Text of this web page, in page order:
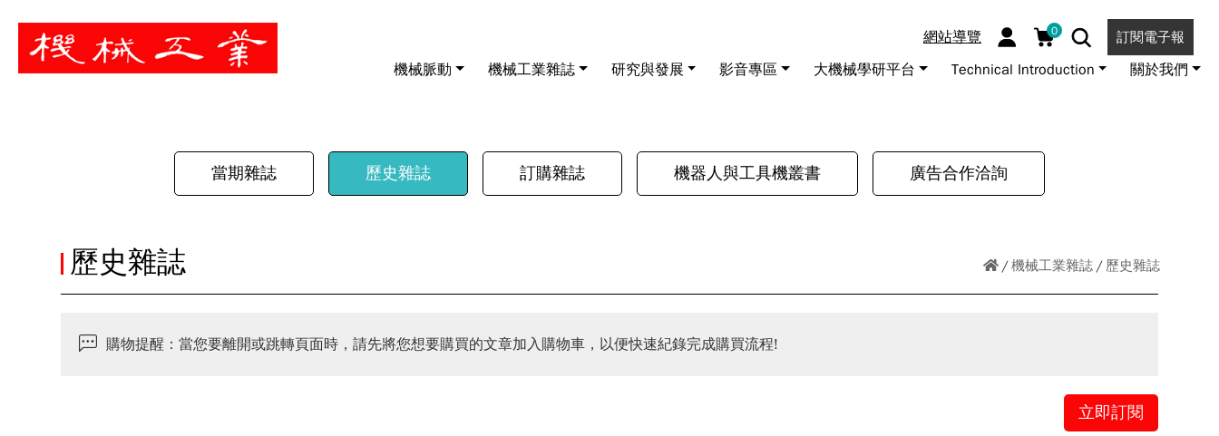
網站導覽 0 訂閱電子報
機械脈動 機械工業雜誌 研究與發展 影音專區 大機械學研平台 Technical Introduction 關於我們
暫停
當期雜誌 歷史雜誌 訂購雜誌 機器人與工具機叢書 廣告合作洽詢
機械工業雜誌 歷史雜誌
歷史雜誌
購物提醒：當您要離開或跳轉頁面時，請先將您想要購買的文章加入購物車，以便快速紀錄完成購買流程!
立即訂閱